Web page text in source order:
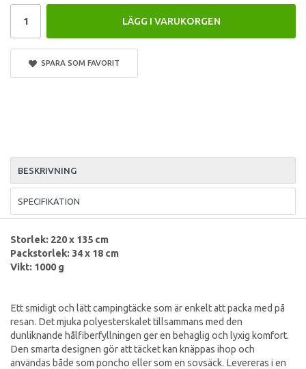
LÄGG I VARUKORGEN
SPARA SOM FAVORIT
BESKRIVNING
SPECIFIKATION
Storlek: 220 x 135 cm
Packstorlek: 34 x 18 cm
Vikt: 1000 g
Ett smidigt och lätt campingtäcke som är enkelt att packa med på
resan. Det mjuka polyesterskalet tillsammans med den
dunliknande hålfiberfyllningen ger en behaglig och lyxig komfort.
Den smarta designen gör att täcket kan knäppas ihop och
användas både som poncho eller som en sovsäck. Levereras i en